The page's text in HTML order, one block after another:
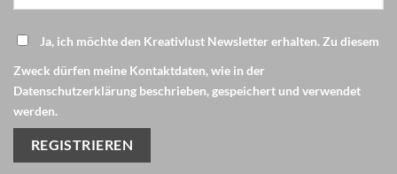
Ja, ich möchte den Kreativlust Newsletter erhalten. Zu diesem
Zweck dürfen meine Kontaktdaten, wie in der
Datenschutzerklärung beschrieben, gespeichert und verwendet
werden.